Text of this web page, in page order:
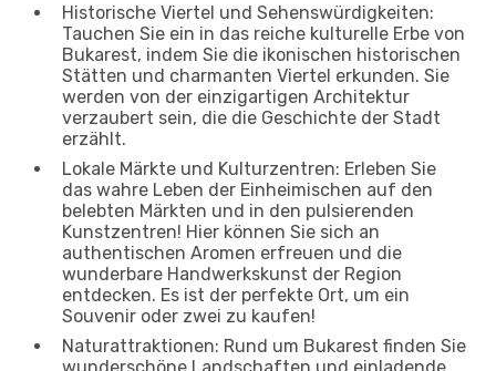
Historische Viertel und Sehenswürdigkeiten:
Tauchen Sie ein in das reiche kulturelle Erbe von
Bukarest, indem Sie die ikonischen historischen
Stätten und charmanten Viertel erkunden. Sie
werden von der einzigartigen Architektur
verzaubert sein, die die Geschichte der Stadt
erzählt.
Lokale Märkte und Kulturzentren: Erleben Sie
das wahre Leben der Einheimischen auf den
belebten Märkten und in den pulsierenden
Kunstzentren! Hier können Sie sich an
authentischen Aromen erfreuen und die
wunderbare Handwerkskunst der Region
entdecken. Es ist der perfekte Ort, um ein
Souvenir oder zwei zu kaufen!
Naturattraktionen: Rund um Bukarest finden Sie